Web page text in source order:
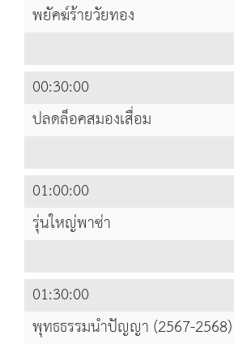
พยัคฆ์ร้ายวัยทอง
00:30:00
ปลดล็อคสมองเสื่อม
01:00:00
รุ่นใหญ่พาซ่า
01:30:00
พุทธธรรมนำปัญญา (2567-2568)